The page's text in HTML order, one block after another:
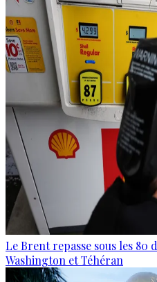
Le Brent repasse sous les 80
Washington et Téhéran